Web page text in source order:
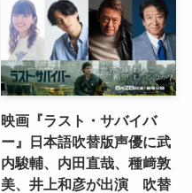
映画『ラスト・サバイバ
ー』日本語吹替版声優に武
内駿輔、内田直哉、種﨑敦
美、井上和彦が出演 吹替